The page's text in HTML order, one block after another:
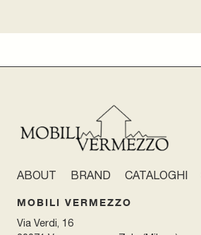
ABOUT BRAND CATALOGHI
MOBILI VERMEZZO
Via Verdi, 16